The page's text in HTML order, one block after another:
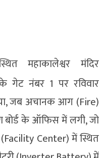
महाकालेश्वर मंदिर
गेट नंबर 1 पर रविवार
जब अचानक आग (Fire)
के ऑफिस में लगी, जो
Center) में स्थित